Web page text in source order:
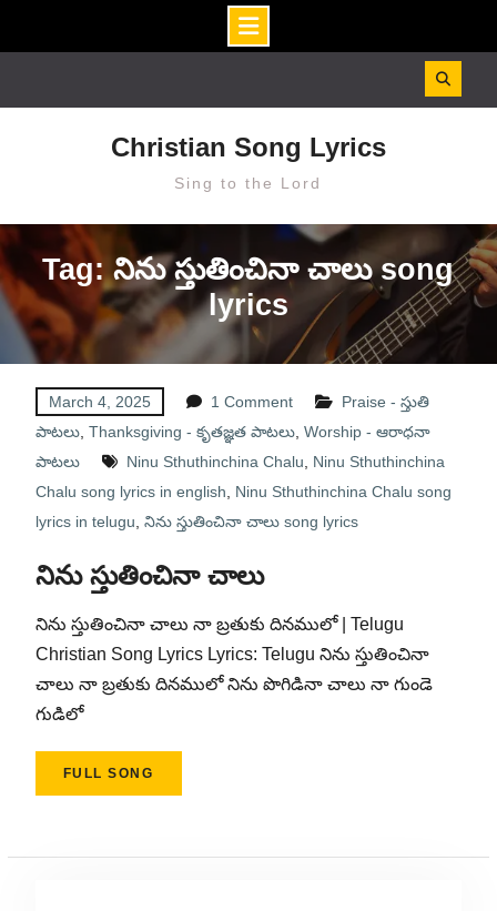
Christian Song Lyrics
Sing to the Lord
Tag: నిను స్తుతించినా చాలు song
lyrics
March 4, 2025 1 Comment
Praise - స్తుతి
పాటలు, Thanksgiving - కృతజ్ఞత పాటలు, Worship - ఆరాధనా
పాటలు
Ninu Sthuthinchina Chalu
Ninu Sthuthinchina
Chalu song lyrics in english
Ninu Sthuthinchina Chalu song
lyrics in telugu నిను స్తుతించినా చాలు song lyrics
నిను స్తుతించినా చాలు
నిను స్తుతించినా చాలు నా బ్రతుకు దినములో | Telugu
Christian Song Lyrics Lyrics: Telugu నిను స్తుతించినా
చాలు నా బ్రతుకు దినములో నిను పొగిడినా చాలు నా గుండె
గుడిలో
FULL SONG